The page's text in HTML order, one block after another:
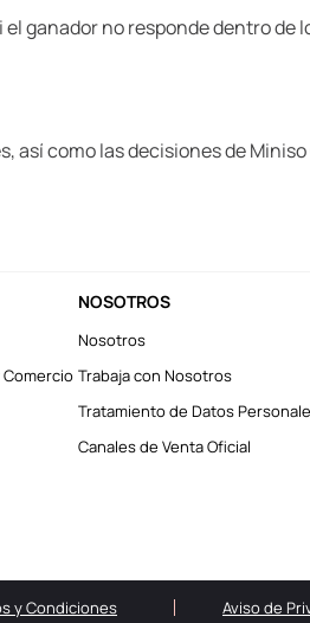
ganador no responde dentro de
como las decisiones de
NOSOTROS
Nosotros
Trabaja con Nosotros
Tratamiento de Datos
Canales de Venta Oficial
y Condiciones Aviso de